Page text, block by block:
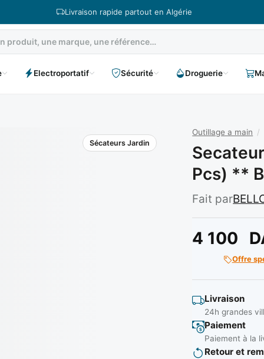
Livraison rapide partout en Algérie
Electroportatif Sécurité Droguerie
Sécateurs Jardin
Outillage a main /
Pcs) **
Fait par
4 100
Offre
Livraison
24h grandes
Paiement
Paiement à la
Retour et